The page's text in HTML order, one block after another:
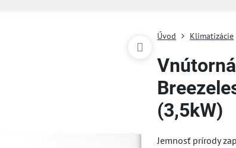
Úvod Klimatizácie
(3,5kW)
Jemnosť prírody